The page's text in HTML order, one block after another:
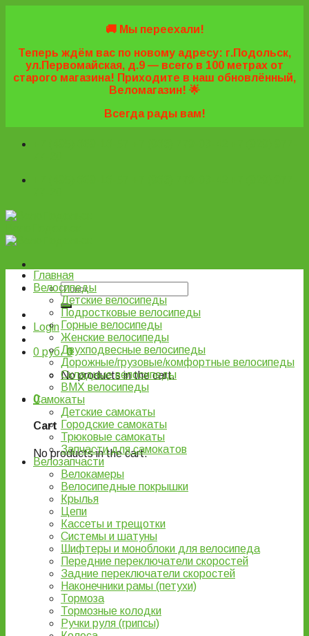
🚚 Мы переехали!
Теперь ждём вас по новому адресу: г.Подольск,
ул.Первомайская, д.9 — всего в 100 метрах от
старого магазина! Приходите в наш обновлённый,
Веломагазин! 🌟
Всегда рады вам!
Login
0 руб. 0
No products in the cart.
0
Cart
No products in the cart.
Главная
Велосипеды
Детские велосипеды
Подростковые велосипеды
Горные велосипеды
Женские велосипеды
Двухподвесные велосипеды
Дорожные/грузовые/комфортные велосипеды
Складные велосипеды
BMX велосипеды
Самокаты
Детские самокаты
Городские самокаты
Трюковые самокаты
Запчасти для самокатов
Велозапчасти
Велокамеры
Велосипедные покрышки
Крылья
Цепи
Кассеты и трещотки
Системы и шатуны
Шифтеры и моноблоки для велосипеда
Передние переключатели скоростей
Задние переключатели скоростей
Наконечники рамы (петухи)
Тормоза
Тормозные колодки
Ручки руля (грипсы)